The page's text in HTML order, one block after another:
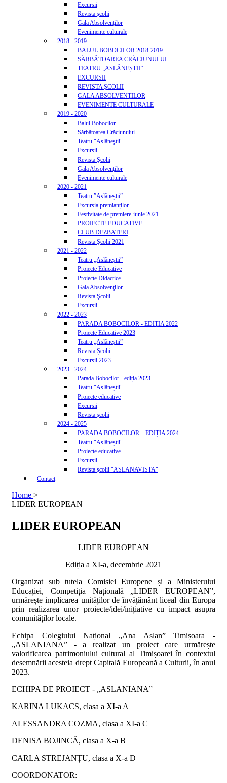
Excursii
Revista școlii
Gala Absolvenților
Evenimente culturale
2018 - 2019
BALUL BOBOCILOR 2018-2019
SĂRBĂTOAREA CRĂCIUNULUI
TEATRU „ASLĂNEȘTII”
EXCURSII
REVISTA ȘCOLII
GALA ABSOLVENȚILOR
EVENIMENTE CULTURALE
2019 - 2020
Balul Bobocilor
Sărbătoarea Crăciunului
Teatru "Aslăneştii"
Excursii
Revista Şcolii
Gala Absolvenţilor
Evenimente culturale
2020 - 2021
Teatru ”Aslăneștii”
Excursia premianților
Festivitate de premiere-iunie 2021
PROIECTE EDUCATIVE
CLUB DEZBATERI
Revista Şcolii 2021
2021 - 2022
Teatru „Aslăneștii”
Proiecte Educative
Proiecte Didactice
Gala Absolvenţilor
Revista Şcolii
Excursii
2022 - 2023
PARADA BOBOCILOR - EDIȚIA 2022
Proiecte Educative 2023
Teatru „Aslăneștii”
Revista Școlii
Excursii 2023
2023 - 2024
Parada Bobocilor - ediția 2023
Teatru "Aslăneștii"
Proiecte educative
Excursii
Revista școlii
2024 - 2025
PARADA BOBOCILOR – EDIȚIA 2024
Teatru "Aslăneștii"
Proiecte educative
Excursii
Revista școlii "ASLANAVISTA"
Contact
Home >
LIDER EUROPEAN
LIDER EUROPEAN
LIDER EUROPEAN
Ediția a XI-a, decembrie 2021
Organizat sub tutela Comisiei Europene și a Ministerului
Educației, Competiția Națională „LIDER EUROPEAN”,
urmărește implicarea unităților de învățământ liceal din Europa
prin realizarea unor proiecte/idei/inițiative cu impact asupra
comunităților locale.
Echipa Colegiului Național „Ana Aslan” Timișoara -
„ASLANIANA” - a realizat un proiect care urmărește
valorificarea patrimoniului cultural al Timișoarei în contextul
desemnării acesteia drept Capitală Europeană a Culturii, în anul
2023.
ECHIPA DE PROIECT - „ASLANIANA”
KARINA LUKACS, clasa a XI-a A
ALESSANDRA COZMA, clasa a XI-a C
DENISA BOJINCĂ, clasa a X-a B
CARLA STREJANȚU, clasa a X-a D
COORDONATOR: